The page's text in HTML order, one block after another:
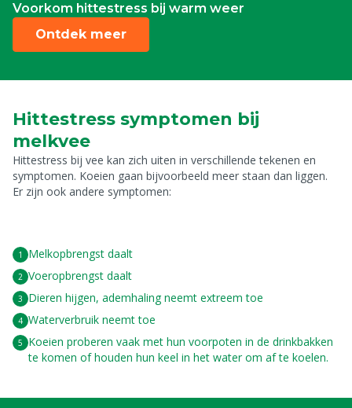
Voorkom hittestress bij warm weer
Ontdek meer
Hittestress symptomen bij
melkvee
Hittestress bij vee kan zich uiten in verschillende tekenen en
symptomen. Koeien gaan bijvoorbeeld meer staan dan liggen.
Er zijn ook andere symptomen:
Melkopbrengst daalt
Voeropbrengst daalt
Dieren hijgen, ademhaling neemt extreem toe
Waterverbruik neemt toe
Koeien proberen vaak met hun voorpoten in de drinkbakken
te komen of houden hun keel in het water om af te koelen.